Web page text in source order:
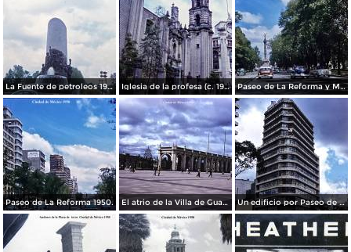
La Fuente de petroleos 1950. Iglesia de la profesa (c. 1950) Paseo de La Reforma y Mto a La Independencia 1950
Paseo de La Reforma 1950. El atrio de la Villa de Guadalupe 1950. Un edificio por Paseo de La Reforma 1950